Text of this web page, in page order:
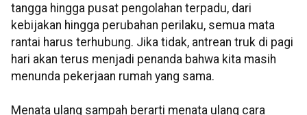
tangga hingga pusat pengolahan terpadu, dari
kebijakan hingga perubahan perilaku, semua mata
rantai harus terhubung. Jika tidak, antrean truk di pagi
hari akan terus menjadi penanda bahwa kita masih
menunda pekerjaan rumah yang sama.
Menata ulang sampah berarti menata ulang cara